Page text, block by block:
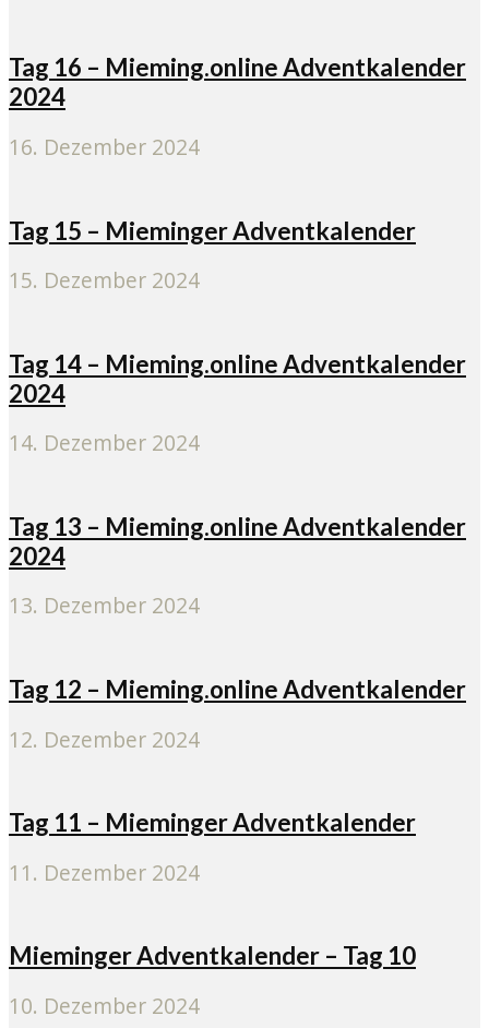
Tag 16 – Mieming.online Adventkalender
2024
16. Dezember 2024
Tag 15 – Mieminger Adventkalender
15. Dezember 2024
Tag 14 – Mieming.online Adventkalender
2024
14. Dezember 2024
Tag 13 – Mieming.online Adventkalender
2024
13. Dezember 2024
Tag 12 – Mieming.online Adventkalender
12. Dezember 2024
Tag 11 – Mieminger Adventkalender
11. Dezember 2024
Mieminger Adventkalender – Tag 10
10. Dezember 2024